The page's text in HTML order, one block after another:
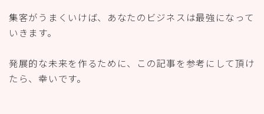
集客がうまくいけば、あなたのビジネスは最強になって
いきます。
発展的な未来を作るために、この記事を参考にして頂け
たら、幸いです。